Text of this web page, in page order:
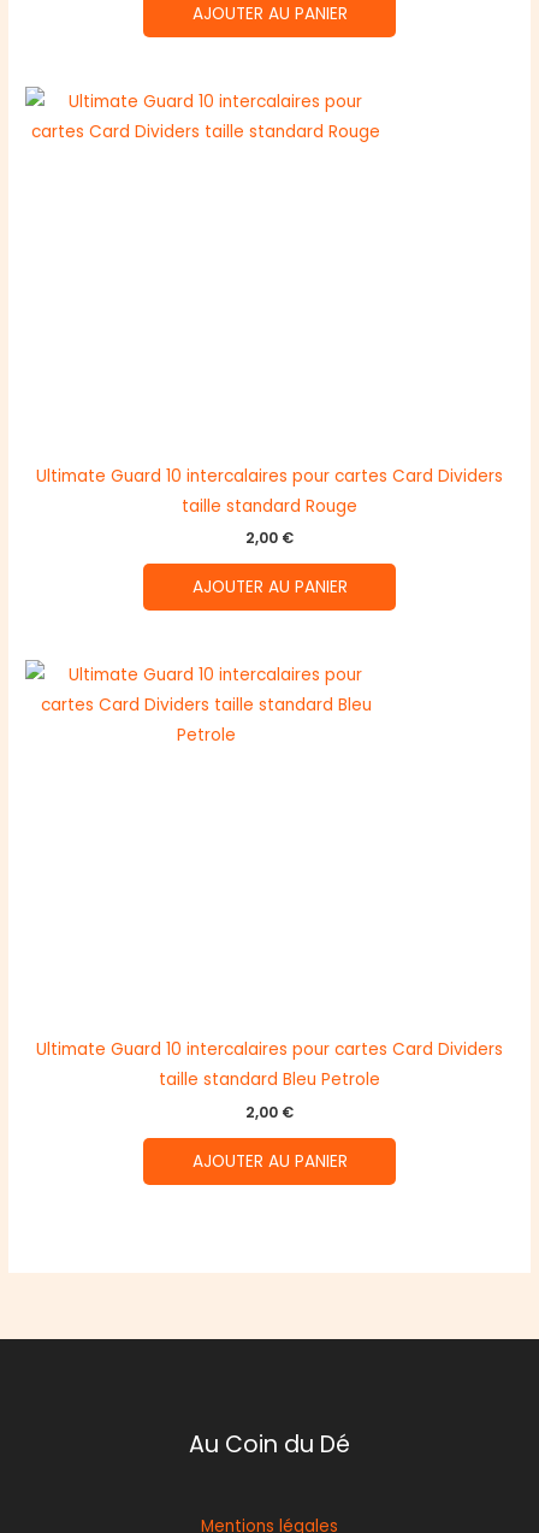
AJOUTER AU PANIER
Ultimate Guard 10 intercalaires pour cartes Card Dividers
taille standard Rouge
2,00 €
AJOUTER AU PANIER
Ultimate Guard 10 intercalaires pour cartes Card Dividers
taille standard Bleu Petrole
2,00 €
AJOUTER AU PANIER
Au Coin du Dé
Mentions légales